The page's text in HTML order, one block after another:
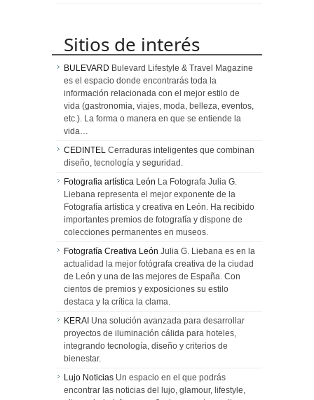
Sitios de interés
BULEVARD Bulevard Lifestyle & Travel Magazine
es el espacio donde encontrarás toda la
información relacionada con el mejor estilo de
vida (gastronomia, viajes, moda, belleza, eventos,
etc.). La forma o manera en que se entiende la
vida…
CEDINTEL Cerraduras inteligentes que combinan
diseño, tecnología y seguridad.
Fotografia artística León La Fotografa Julia G.
Liebana representa el mejor exponente de la
Fotografía artística y creativa en León. Ha recibido
importantes premios de fotografía y dispone de
colecciones permanentes en museos.
Fotografía Creativa León Julia G. Liebana es en la
actualidad la mejor fotógrafa creativa de la ciudad
de León y una de las mejores de España. Con
cientos de premios y exposiciones su estilo
destaca y la crítica la clama.
KERAI Una solución avanzada para desarrollar
proyectos de iluminación cálida para hoteles,
integrando tecnología, diseño y criterios de
bienestar.
Lujo Noticias Un espacio en el que podrás
encontrar las noticias del lujo, glamour, lifestyle,